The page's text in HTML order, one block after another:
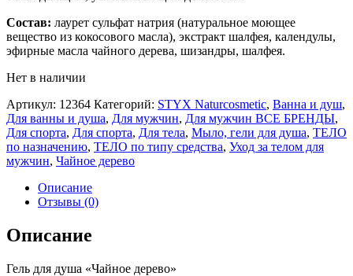
Состав: лаурет сульфат натрия (натуральное моющее
вещество из кокосового масла), экстракт шалфея, календулы,
эфирные масла чайного дерева, шизандры, шалфея.
Нет в наличии
Артикул: 12364 Категорий: STYX Naturcosmetic, Ванна и душ,
Для ванны и душа, Для мужчин, Для мужчин ВСЕ БРЕНДЫ,
Для спорта, Для спорта, Для тела, Мыло, гели для душа, ТЕЛО
по назначению, ТЕЛО по типу средства, Уход за телом для
мужчин, Чайное дерево
Описание
Отзывы (0)
Описание
Гель для душа «Чайное дерево»